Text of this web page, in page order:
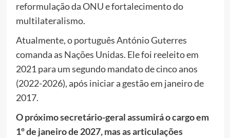
reformulação da ONU e fortalecimento do
multilateralismo.
Atualmente, o português António Guterres
comanda as Nações Unidas. Ele foi reeleito em
2021 para um segundo mandato de cinco anos
(2022-2026), após iniciar a gestão em janeiro de
2017.
O próximo secretário-geral assumirá o cargo em
1º de janeiro de 2027, mas as articulações